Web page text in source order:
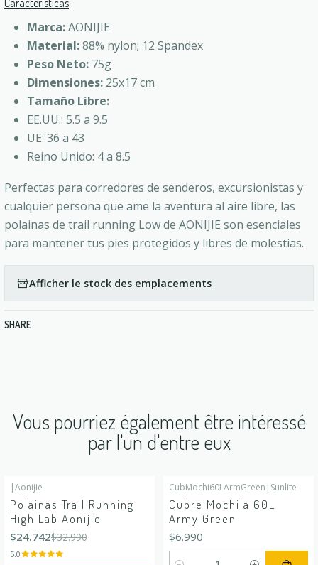
Características:
Marca:AONIJIE
Material:88% nylon; 12 Spandex
Peso Neto: 75g
Dimensiones: 25x17 cm
Tamaño Libre:
EE.UU.: 5.5 a 9.5
UE: 36 a 43
Reino Unido: 4 a 8.5
Perfectas para corredores de senderos, excursionistas y
cualquier persona que ame la aventura al aire libre, las
polainas de trail running Low de AONIJIE son esenciales
para mantener tus pies protegidos y libres de molestias.
Afficher le stock des emplacements
SHARE
Vous pourriez également être intéressé
par l'un d'entre eux
-25%
|Aonijie
Polainas Trail Running
High Lab Aonijie
$24.742$32.990
5.0
CubMochi60LArmGreen | Sunlite
Cubre Mochila 60L
Army Green
$6.990